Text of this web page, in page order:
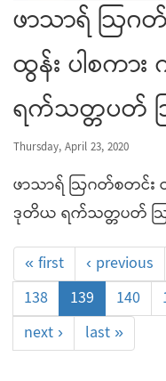
ဖာသာရ် ဩဂ
ထွန်း ပါစက
ရက်သတ္တပတ် ဩ
Thursday, April 23, 2020
ဖာသာရ် ဩဂတ်စတင်း
ဒုတိယ ရက်သတ္တပတ် ဩဝ
« first
‹ previous
138
139 140
next ›
last »